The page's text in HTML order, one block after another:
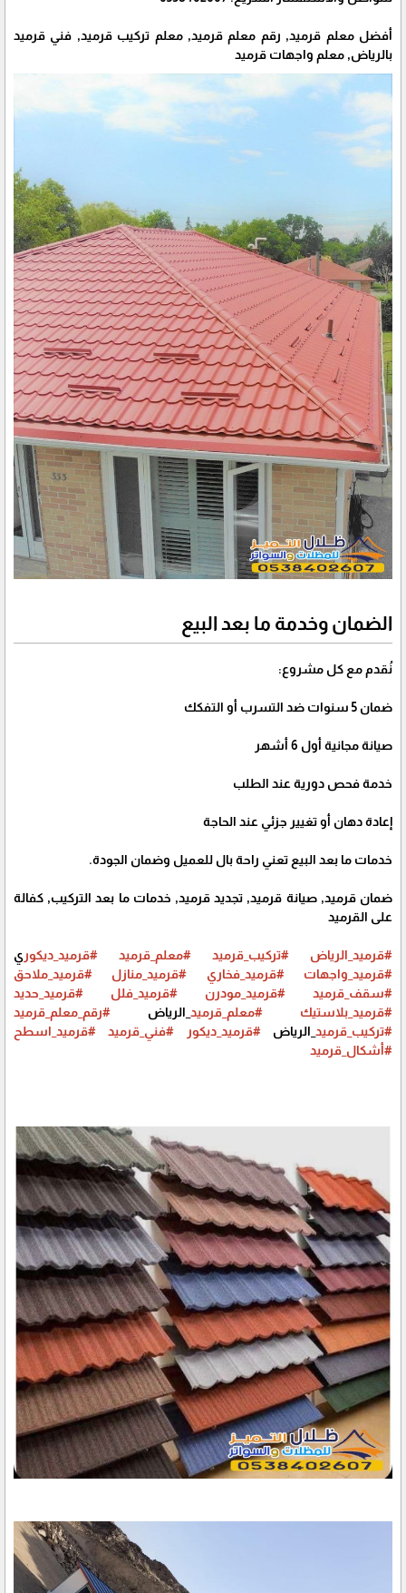
أفضل معلم قرميد, رقم معلم قرميد, معلم تركيب قرميد, فني قرميد
بالرياض, معلم واجهات قرميد
الضمان وخدمة ما بعد البيع
نُقدم مع كل مشروع:
ضمان 5 سنوات ضد التسرب أو التفكك
صيانة مجانية أول 6 أشهر
خدمة فحص دورية عند الطلب
إعادة دهان أو تغيير جزئي عند الحاجة
خدمات ما بعد البيع تعني راحة بال للعميل وضمان الجودة.
ضمان قرميد, صيانة قرميد, تجديد قرميد, خدمات ما بعد التركيب, كفالة
على القرميد
#قرميد_الرياض #تركيب_قرميد #معلم_قرميد #قرميد_ديكور ي
#قرميد_واجهات
#قرميد_فخاري #قرميد_منازل
#قرميد_ملاحق
#سقف_قرميد
#قرميد_مودرن #قرميد_فلل
#قرميد_حديد
#قرميد_بلاستيك
#معلم_قرميد _الرياض #رقم_معلم_قرميد
#تركيب_قرميد_الرياض#قرميد_ديكور #فني_قرميد
#قرميد_اسطح
#أشكال_قرميد